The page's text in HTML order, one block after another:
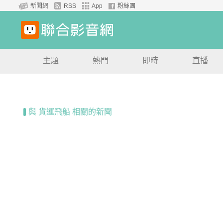
新聞網 RSS App 粉絲團
主題 熱門 即時 直播
與 貨運飛船 相關的新聞